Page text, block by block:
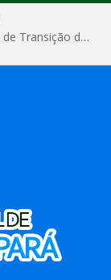
Relatório Final da Comisssão Administrativa de Transição de Mandato do Poder Legislativo do Município de Concórdia do Pará